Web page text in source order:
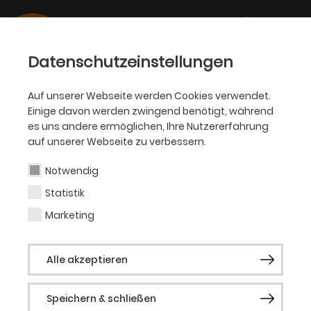
Datenschutzeinstellungen
Auf unserer Webseite werden Cookies verwendet.
Einige davon werden zwingend benötigt, während
es uns andere ermöglichen, Ihre Nutzererfahrung
auf unserer Webseite zu verbessern.
Notwendig
Statistik
Marketing
Alle akzeptieren
Speichern & schließen
OPER
Astrid Kessler
Sopran (Gast)
Astrid Kessler begann ihre
Gesangsausbildung mit 16 Jahren an der
Internationalen Schule Seoul inSüdkorea.
Nach einem Schauspielkurs an der State